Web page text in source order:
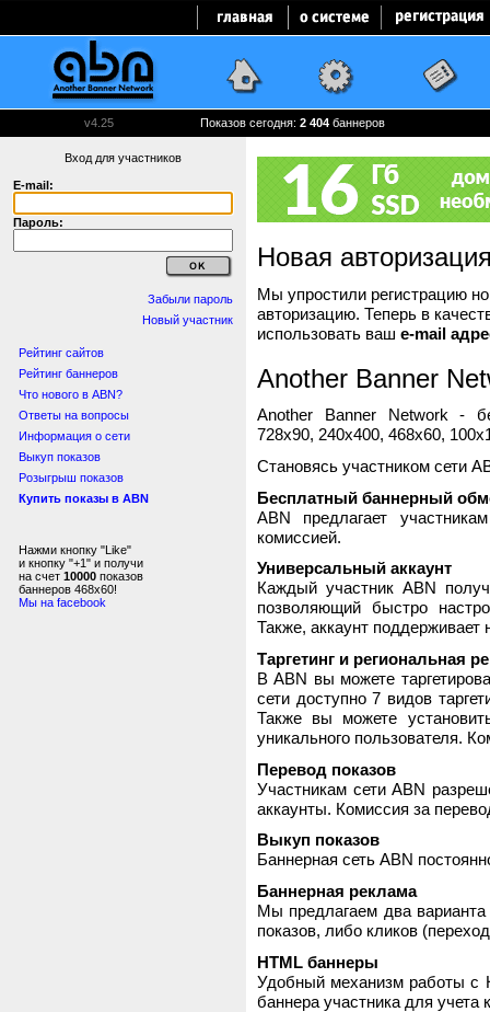
v4.25 Показов сегодня: 2 404 баннеров
Вход для участников
E-mail:
Пароль:
Забыли пароль
Новый участник
Рейтинг сайтов
Рейтинг баннеров
Что нового в ABN?
Ответы на вопросы
Информация о сети
Выкуп показов
Розыгрыш показов
Купить показы в ABN
Нажми кнопку "Like"
и кнопку "+1" и получи
на счет 10000 показов
баннеров 468x60!
Мы на facebook
Новая
Мы упростили регистрацию
авторизацию. Теперь в
использовать ваш e-mail
Another Banner
Another Banner Network -
728x90, 240x400, 468x60,
Становясь участником сети
Бесплатный баннерный
ABN предлагает
комиссией.
Универсальный аккаунт
Каждый участник ABN
позволяющий быстро
Также, аккаунт поддерживает
Таргетинг и региональная
В ABN вы можете
сети доступно 7 видов
Также вы можете
уникального пользователя.
Перевод показов
Участникам сети ABN
аккаунты. Комиссия за
Выкуп показов
Баннерная сеть ABN
Баннерная реклама
Мы предлагаем два
показов, либо кликов
HTML баннеры
Удобный механизм работы с
баннера участника для